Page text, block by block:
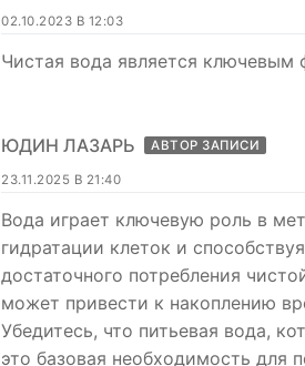
02.10.2023 В 12:03
Чистая вода является ключевым
ЮДИН ЛАЗАРЬ АВТОР ЗАПИСИ
23.11.2025 В 21:40
Вода играет ключевую роль в
гидратации клеток и
достаточного потребления
может привести к накоплению
Убедитесь, что питьевая вода,
это базовая необходимость для